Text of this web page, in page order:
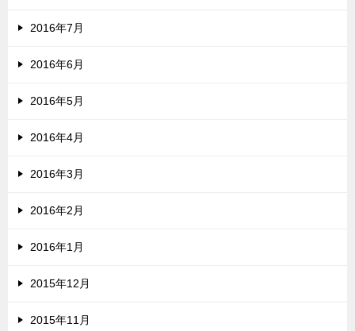
2016年7月
2016年6月
2016年5月
2016年4月
2016年3月
2016年2月
2016年1月
2015年12月
2015年11月